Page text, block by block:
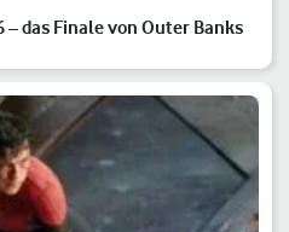
das Finale von Outer Banks